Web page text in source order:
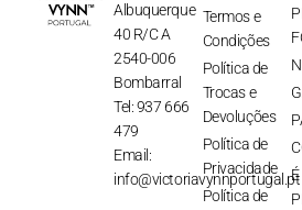
Albuquerque
40 R/C A
2540-006
Bombarral
Tel: 937 666
479
Email:
info@victoriavynnportugal.pt
Termos e
Condições
Política de
Trocas e
Devoluções
Política de
Privacidade
Política de
É